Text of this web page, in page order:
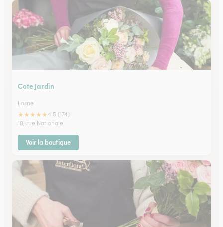
Cote Jardin
Losne
★★★★★4.5 (174)
10, rue Nationale
Voir la boutique